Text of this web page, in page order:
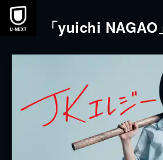
本文へスキップ
「yuichi